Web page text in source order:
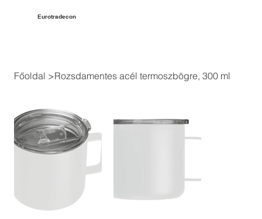
Eurotradecon
Főoldal >Rozsdamentes acél termoszbögre, 300 ml